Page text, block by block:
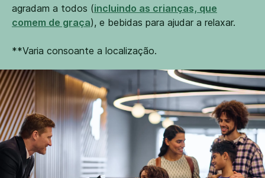
agradam a todos (incluindo as crianças, que
comem de graça), e bebidas para ajudar a relaxar.
**Varia consoante a localização.